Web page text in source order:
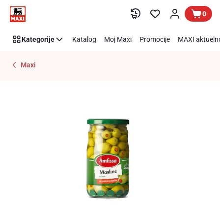
Preskoči link 0
Kategorije Katalog Moj Maxi Promocije MAXI
Maxi